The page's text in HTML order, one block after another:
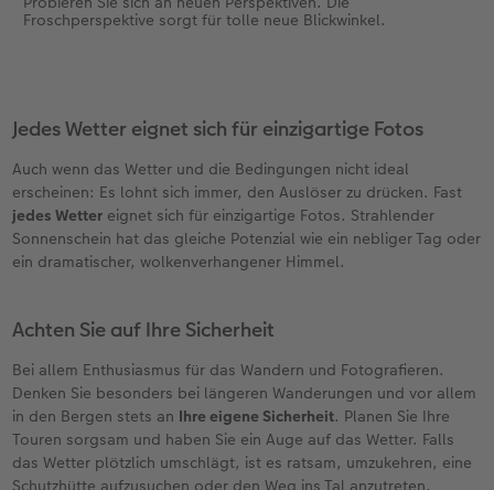
Froschperspektive sorgt für tolle neue Blickwinkel.
Jedes Wetter eignet sich für einzigartige Fotos
Auch wenn das Wetter und die Bedingungen nicht ideal
erscheinen: Es lohnt sich immer, den Auslöser zu drücken. Fast
jedes Wetter eignet sich für einzigartige Fotos. Strahlender
Sonnenschein hat das gleiche Potenzial wie ein nebliger Tag oder
ein dramatischer, wolkenverhangener Himmel.
Achten Sie auf Ihre Sicherheit
Bei allem Enthusiasmus für das Wandern und Fotografieren.
Denken Sie besonders bei längeren Wanderungen und vor allem
in den Bergen stets an Ihre eigene Sicherheit. Planen Sie Ihre
Touren sorgsam und haben Sie ein Auge auf das Wetter. Falls
das Wetter plötzlich umschlägt, ist es ratsam, umzukehren, eine